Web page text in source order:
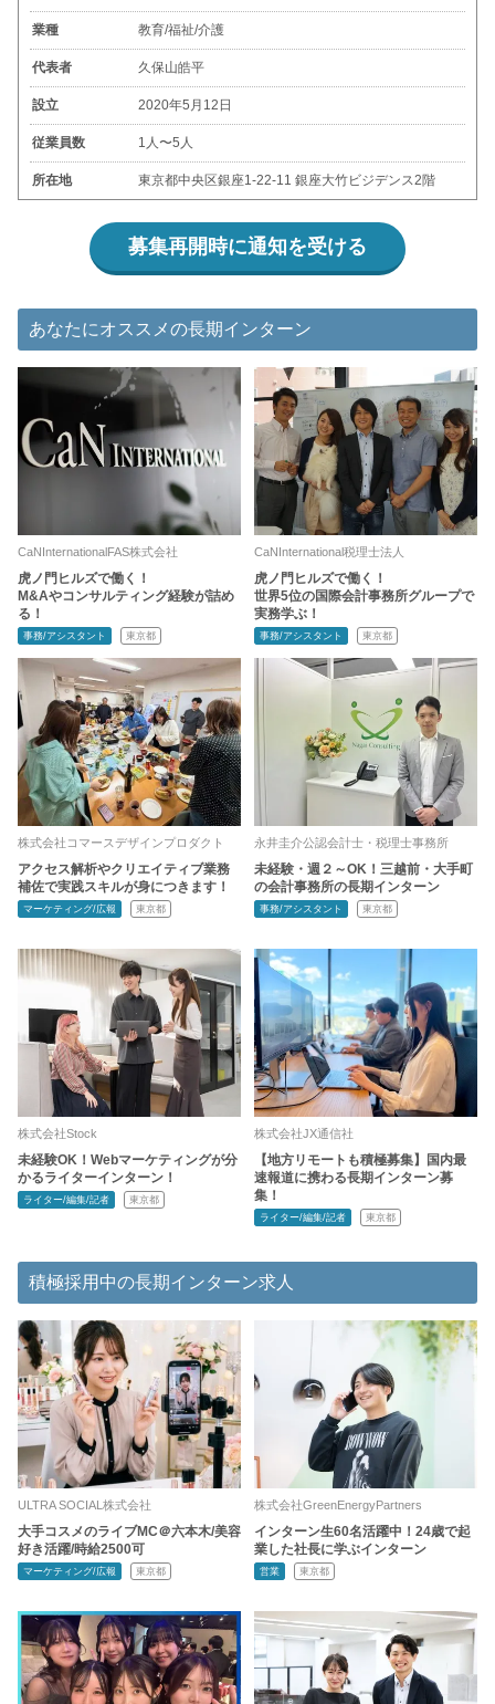
業種 教育/福祉/介護
代表者 久保山皓平
設立 2020年5月12日
従業員数 1人〜5人
所在地 東京都中央区銀座1-22-11 銀座大竹ビジデンス2階
募集再開時に通知を受ける
あなたにオススメの長期インターン
CaNInternationalFAS株式会社
虎ノ門ヒルズで働く！
M&Aやコンサルティング経験が詰め
る！
事務/アシスタント 東京都
CaNInternational税理士法人
虎ノ門ヒルズで働く！
世界5位の国際会計事務所グループで
実務学ぶ！
事務/アシスタント 東京都
株式会社コマースデザインプロダクト
アクセス解析やクリエイティブ業務
補佐で実践スキルが身につきます！
マーケティング/広報 東京都
永井圭介公認会計士・税理士事務所
未経験・週２～OK！三越前・大手町
の会計事務所の長期インターン
事務/アシスタント 東京都
株式会社Stock
未経験OK！Webマーケティングが分
かるライターインターン！
ライター/編集/記者 東京都
株式会社JX通信社
【地方リモートも積極募集】国内最
速報道に携わる長期インターン募
集！
ライター/編集/記者 東京都
積極採用中の長期インターン求人
ULTRA SOCIAL株式会社
大手コスメのライブMC＠六本木/美容
好き活躍/時給2500可
マーケティング/広報 東京都
株式会社GreenEnergyPartners
インターン生60名活躍中！24歳で起
業した社長に学ぶインターン
営業 東京都